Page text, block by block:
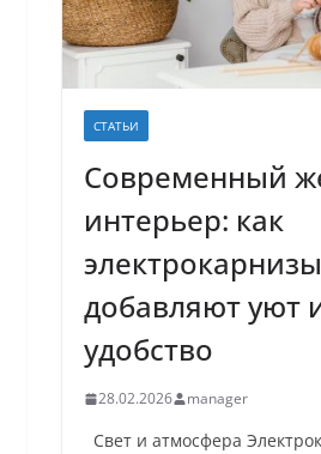
СТАТЬИ
Современный
интерьер: как
электрокарнизы
добавляют уют
удобство
28.02.2026 manager
Свет и атмосфера